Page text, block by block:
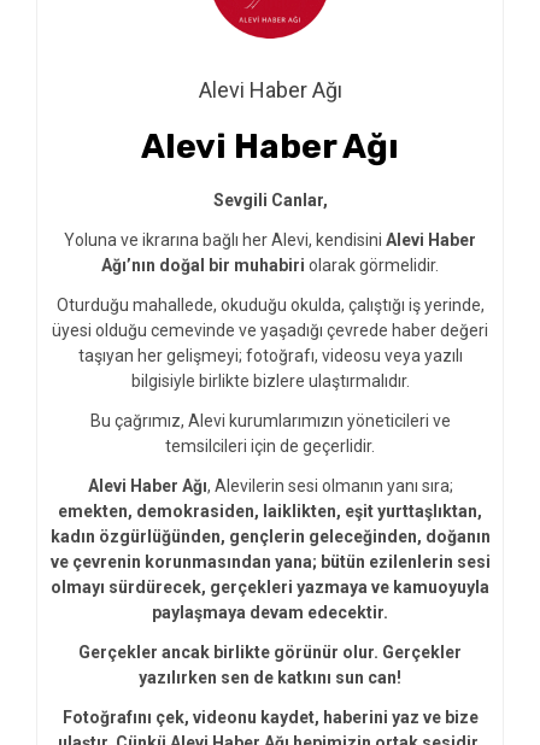
Alevi Haber Ağı
Alevi Haber Ağı
Sevgili Canlar,
Yoluna ve ikrarına bağlı her Alevi, kendisini Alevi Haber
Ağı’nın doğal bir muhabiri olarak görmelidir.
Oturduğu mahallede, okuduğu okulda, çalıştığı iş yerinde,
üyesi olduğu cemevinde ve yaşadığı çevrede haber değeri
taşıyan her gelişmeyi; fotoğrafı, videosu veya yazılı
bilgisiyle birlikte bizlere ulaştırmalıdır.
Bu çağrımız, Alevi kurumlarımızın yöneticileri ve
temsilcileri için de geçerlidir.
Alevi Haber Ağı, Alevilerin sesi olmanın yanı sıra;
emekten, demokrasiden, laiklikten, eşit yurttaşlıktan,
kadın özgürlüğünden, gençlerin geleceğinden, doğanın
ve çevrenin korunmasından yana; bütün ezilenlerin sesi
olmayı sürdürecek, gerçekleri yazmaya ve kamuoyuyla
paylaşmaya devam edecektir.
Gerçekler ancak birlikte görünür olur. Gerçekler
yazılırken sen de katkını sun can!
Fotoğrafını çek, videonu kaydet, haberini yaz ve bize